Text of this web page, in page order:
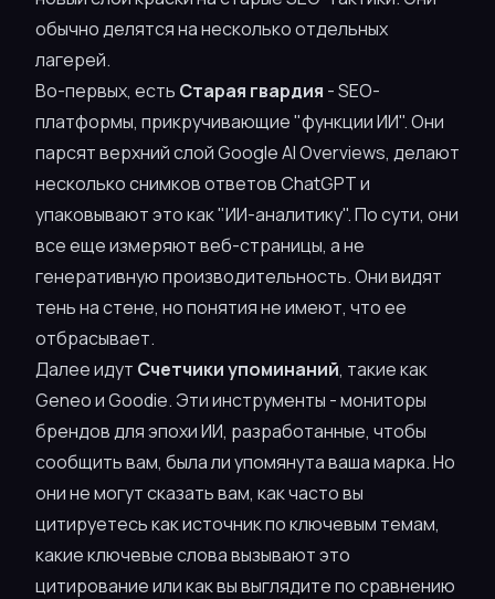
обычно делятся на несколько отдельных
лагерей.
Во-первых, есть Старая гвардия - SEO-
платформы, прикручивающие "функции ИИ". Они
парсят верхний слой Google AI Overviews, делают
несколько снимков ответов ChatGPT и
упаковывают это как "ИИ-аналитику". По сути, они
все еще измеряют веб-страницы, а не
генеративную производительность. Они видят
тень на стене, но понятия не имеют, что ее
отбрасывает.
Далее идут Счетчики упоминаний, такие как
Geneo и Goodie. Эти инструменты - мониторы
брендов для эпохи ИИ, разработанные, чтобы
сообщить вам, была лиупомянута ваша марка. Но
они не могут сказать вам, как частовы
цитируетесь как источник по ключевым темам,
какие ключевые словавызывают это
цитирование иликак вы выглядитепо сравнению